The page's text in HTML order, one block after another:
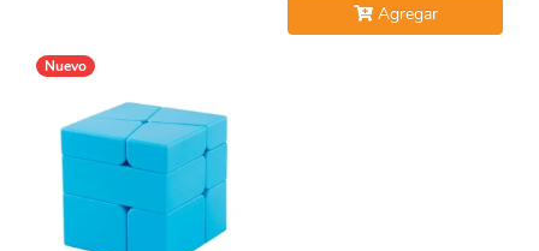
Agregar
Nuevo